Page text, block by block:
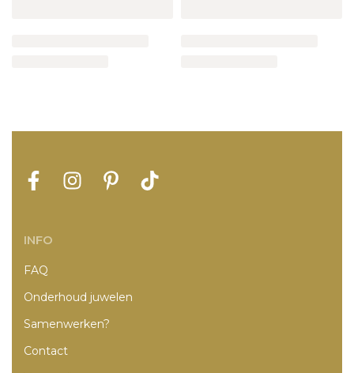
INFO
FAQ
Onderhoud juwelen
Samenwerken?
Contact